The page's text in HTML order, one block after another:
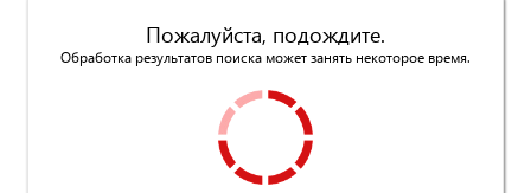
Пожалуйста, подождите.
Обработка результатов поиска может занять некоторое время.